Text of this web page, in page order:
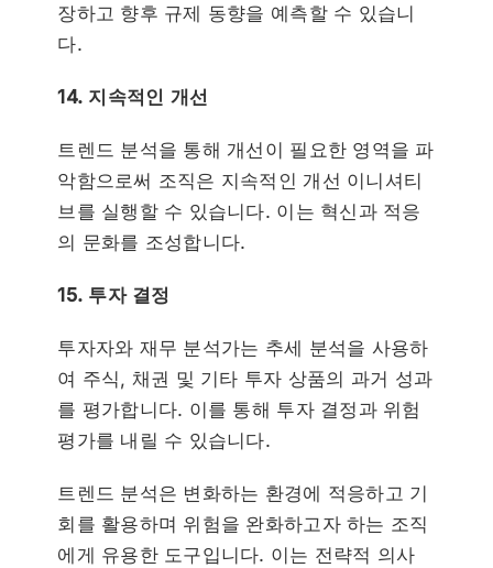
장하고 향후 규제 동향을 예측할 수 있습니
다.
14. 지속적인 개선
트렌드 분석을 통해 개선이 필요한 영역을 파
악함으로써 조직은 지속적인 개선 이니셔티
브를 실행할 수 있습니다. 이는 혁신과 적응
의 문화를 조성합니다.
15. 투자 결정
투자자와 재무 분석가는 추세 분석을 사용하
여 주식, 채권 및 기타 투자 상품의 과거 성과
를 평가합니다. 이를 통해 투자 결정과 위험
평가를 내릴 수 있습니다.
트렌드 분석은 변화하는 환경에 적응하고 기
회를 활용하며 위험을 완화하고자 하는 조직
에게 유용한 도구입니다. 이는 전략적 의사